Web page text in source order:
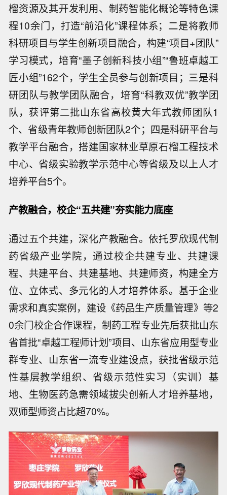
榴资源及其开发利用、制药智能化概论等特色课
程10余门，打造“前沿化”课程体系；二是将教师
科研项目与学生创新项目融合，构建“项目+团队”
学习模式，培育“墨子创新科技小组”“鲁班卓越工
匠小组”162个，学生全员参与创新项目；三是科
研团队与教学团队融合，培育“科教双优”教学团
队，获评第二批山东省高校黄大年式教师团队1
个、省级青年教师创新团队2个；四是科研平台与
教学平台融合，搭建国家林业草原石榴工程技术
中心、省级实验教学示范中心等省级及以上人才
培养平台5个。
产教融合，校企“五共建”夯实能力底座
通过五个共建，深化产教融合。依托罗欣现代制
药省级产业学院，通过校企共建专业、共建课
程、共建平台、共建基地、共建师资，构建全方
位、立体式、多元化的人才培养体系。基于企业
需求和真实案例，建设《药品生产质量管理》等2
0余门校企合作课程，制药工程专业先后获批山东
省首批“卓越工程师计划”项目、山东省应用型专业
群专业、山东省一流专业建设点，获批省级示范
性基层教学组织、省级示范性实习（实训）基
地、生物医药急需领域拔尖创新人才培养基地，
双师型师资占比超70%。